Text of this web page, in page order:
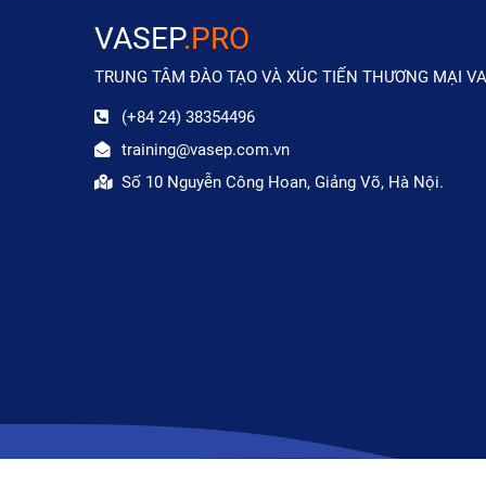
VASEP.PRO
TRUNG TÂM ĐÀO TẠO VÀ XÚC TIẾN THƯƠNG MẠI
(+84 24) 38354496
training@vasep.com.vn
Số 10 Nguyễn Công Hoan, Giảng Võ, Hà Nội.